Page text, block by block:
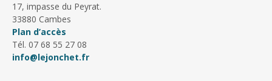
17, impasse du Peyrat.
33880 Cambes
Plan d’accès
Tél. 07 68 55 27 08
info@lejonchet.fr